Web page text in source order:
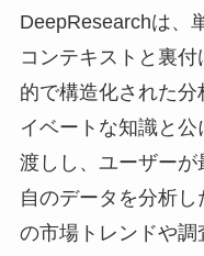
DeepResearchは、
コンテキストと裏
的で構造化された分
イベートな知識と
渡しし、ユーザー
自のデータを分析
の市場トレンドや